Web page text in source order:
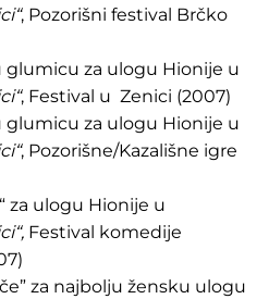
, Pozorišni festival Brčko
glumicu za ulogu Hionije u
, Festival u Zenici (2007)
glumicu za ulogu Hionije u
, Pozorišne/Kazališne igre
za ulogu Hionije u
Festival komedije
za najbolju žensku ulogu